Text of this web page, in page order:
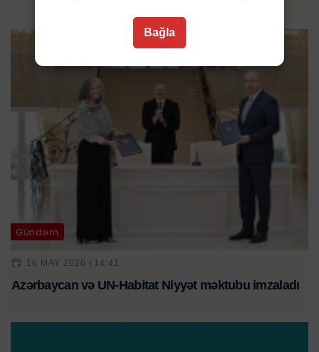
Gündəm
16 MAY 2026 | 14:41
Azərbaycan və UN-Habitat Niyyət məktubu imzaladı
Bağla